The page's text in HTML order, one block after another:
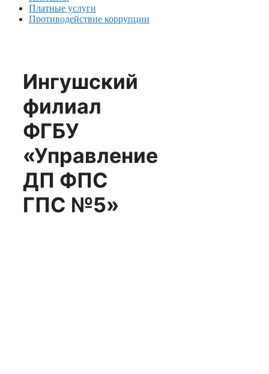
Платные услуги
Противодействие коррупции
Ингушский
филиал
ФГБУ
«Управление
ДП ФПС
ГПС №5»